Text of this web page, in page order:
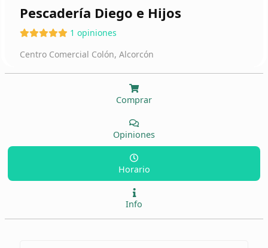
Pescadería Diego e Hijos
1 opiniones
Centro Comercial Colón, Alcorcón
Comprar
Opiniones
Horario
Info